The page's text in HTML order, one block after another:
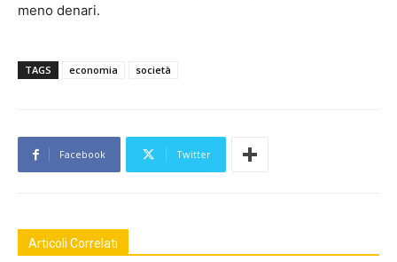
meno denari.
TAGS economia società
Facebook Twitter
Articoli Correlati